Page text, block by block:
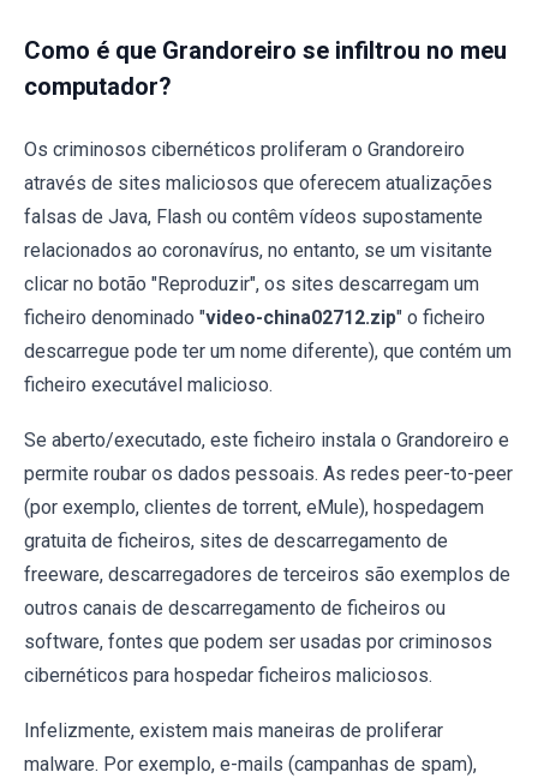
Como é que Grandoreiro se infiltrou no meu
computador?
Os criminosos cibernéticos proliferam o Grandoreiro
através de sites maliciosos que oferecem atualizações
falsas de Java, Flash ou contêm vídeos supostamente
relacionados ao coronavírus, no entanto, se um visitante
clicar no botão "Reproduzir", os sites descarregam um
ficheiro denominado "video-china02712.zip" o ficheiro
descarregue pode ter um nome diferente), que contém um
ficheiro executável malicioso.
Se aberto/executado, este ficheiro instala o Grandoreiro e
permite roubar os dados pessoais. As redes peer-to-peer
(por exemplo, clientes de torrent, eMule), hospedagem
gratuita de ficheiros, sites de descarregamento de
freeware, descarregadores de terceiros são exemplos de
outros canais de descarregamento de ficheiros ou
software, fontes que podem ser usadas por criminosos
cibernéticos para hospedar ficheiros maliciosos.
Infelizmente, existem mais maneiras de proliferar
malware. Por exemplo, e-mails (campanhas de spam),